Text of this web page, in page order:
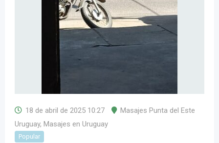
18 de abril de 2025 10:27
Masajes Punta del Este
Uruguay, Masajes en Uruguay
Popular